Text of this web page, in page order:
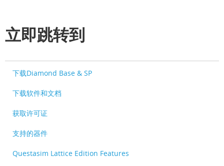
立即跳转到
下载Diamond Base & SP
下载软件和文档
获取许可证
支持的器件
Questasim Lattice Edition Features